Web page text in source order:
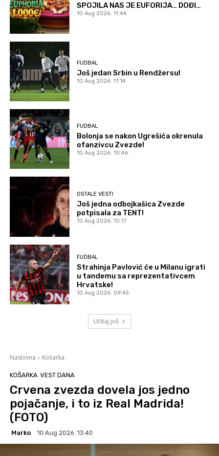
SPOJILA NAS JE EUFORIJA… DOĐI…
10 Aug 2026. 11:44
FUDBAL
Još jedan Srbin u Rendžersu!
10 Aug 2026. 11:14
FUDBAL
Bolonja se nakon Ugrešića okrenula
ofanzivcu Zvezde!
10 Aug 2026. 10:46
OSTALE VESTI
Još jedna odbojkašica Zvezde
potpisala za TENT!
10 Aug 2026. 10:17
FUDBAL
Strahinja Pavlović će u Milanu igrati
u tandemu sa reprezentativcem
Hrvatske!
10 Aug 2026. 09:45
Učitaj još